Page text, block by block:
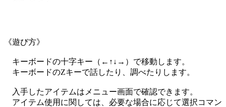
《遊び方》
キーボードの十字キー（←↑↓→）で移動します。
キーボードのZキーで話したり、調べたりします。
入手したアイテムはメニュー画面で確認できます。
アイテム使用に関しては、必要な場合に応じて選択コマン